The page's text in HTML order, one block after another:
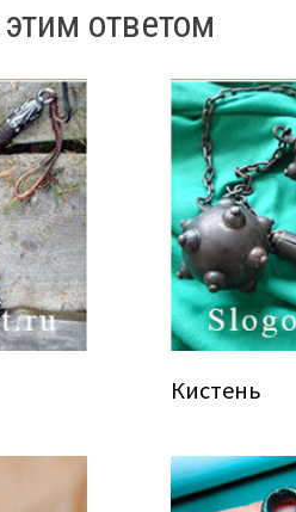
ответом
Кистень